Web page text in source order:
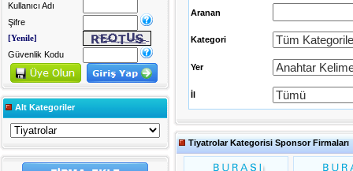
Kullanıcı Adı
Şifre
[Yenile]
Güvenlik Kodu
Alt Kategoriler
Aranan
Kategori
Yer
İl
Tiyatrolar Kategorisi Sponsor Firmaları